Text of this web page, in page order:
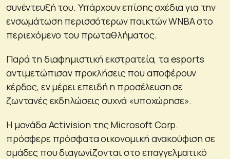
συνέντευξή του. Υπάρχουν επίσης σχέδια για την
ενσωμάτωση περισσότερων παικτών WNBA στο
περιεχόμενο του πρωταθλήματος.
Παρά τη διαφημιστική εκστρατεία, τα esports
αντιμετώπισαν προκλήσεις που αποφέρουν
κέρδος, εν μέρει επειδή η προσέλευση σε
ζωντανές εκδηλώσεις συχνά «υποχώρησε».
Η μονάδα Activision της Microsoft Corp.
πρόσφερε πρόσφατα οικονομική ανακούφιση σε
ομάδες που διαγωνίζονται στο επαγγελματικό